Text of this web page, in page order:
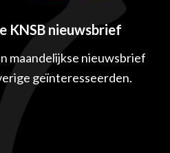
KNSB nieuwsbrief
maandelijkse nieuwsbrief
geïnteresseerden.